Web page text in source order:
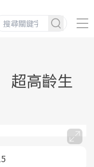
超高齡生